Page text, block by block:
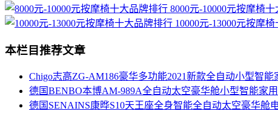
8000元-10000元按摩椅
10000元-13000元按摩
本栏目推荐文章
Chigo志高ZG-AM186豪华多功能2021新款全自动小型智能
德国BENBO本博AM-989A全自动太空豪华舱小型智能家
德国SENAINS康晔S10天王座全身智能全自动太空豪华舱